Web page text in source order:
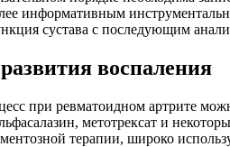
информативным
сустава с последующим
воспаления
при ревматоидном артрите
метотрексат и
терапии, широко